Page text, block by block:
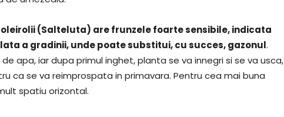
(Salteluta) are frunzele foarte sensibile, indicata
a gradinii, unde poate substitui, cu succes, gazonul.
apa, iar dupa primul inghet, planta se va innegri si se va usca,
ca se va reimprospata in primavara. Pentru cea mai buna
spatiu orizontal.